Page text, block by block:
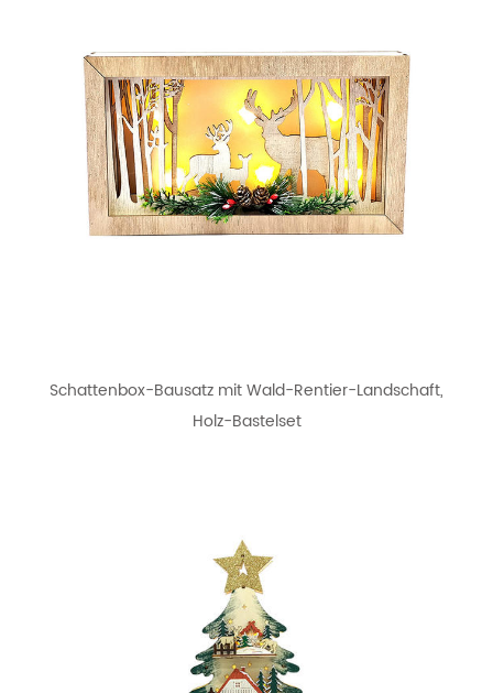
Schattenbox-Bausatz mit Wald-Rentier-Landschaft,
Holz-Bastelset